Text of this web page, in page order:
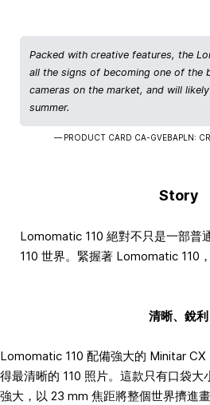
Packed with creative features, the
all the signs of becoming one of the
cameras on the market, and will
summer.
— PRODUCT CARD CA-GVEBAPLN:
Story
Lomomatic 110 絕對不只是一部普
110 世界。緊握著 Lomomatic 110
清晰、銳利
Lomomatic 110 配備強大的 Minitar
得最清晰的 110 照片。這款只有口袋
強大，以 23 mm 焦距將整個世界擠進